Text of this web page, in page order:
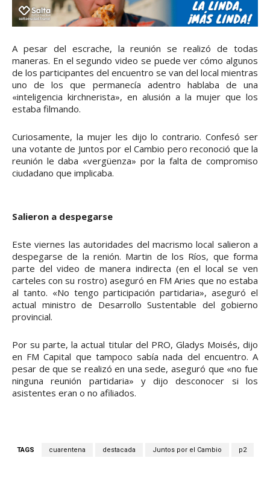
A pesar del escrache, la reunión se realizó de todas
maneras. En el segundo video se puede ver cómo algunos
de los participantes del encuentro se van del local mientras
uno de los que permanecía adentro hablaba de una
«inteligencia kirchnerista», en alusión a la mujer que los
estaba filmando.
Curiosamente, la mujer les dijo lo contrario. Confesó ser
una votante de Juntos por el Cambio pero reconoció que la
reunión le daba «vergüenza» por la falta de compromiso
ciudadano que implicaba.
Salieron a despegarse
Este viernes las autoridades del macrismo local salieron a
despegarse de la renión. Martin de los Ríos, que forma
parte del video de manera indirecta (en el local se ven
carteles con su rostro) aseguró en FM Aries que no estaba
al tanto. «No tengo participación partidaria», aseguró el
actual ministro de Desarrollo Sustentable del gobierno
provincial.
Por su parte, la actual titular del PRO, Gladys Moisés, dijo
en FM Capital que tampoco sabía nada del encuentro. A
pesar de que se realizó en una sede, aseguró que «no fue
ninguna reunión partidaria» y dijo desconocer si los
asistentes eran o no afiliados.
TAGS cuarentena destacada Juntos por el Cambio p2